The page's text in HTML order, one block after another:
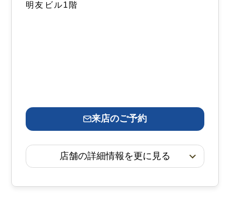
明友ビル1階
来店のご予約
店舗の詳細情報を更に見る